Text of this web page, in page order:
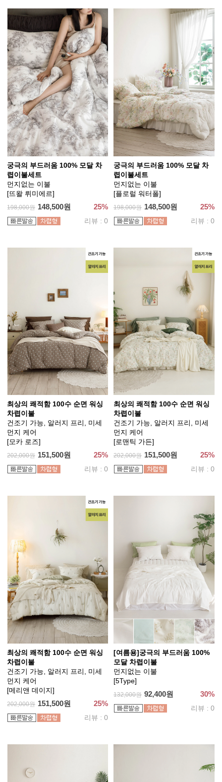
궁극의 부드러움 100% 모달 차
렵이불세트
먼지없는 이불
[뜨왈 뤼미에르]
198,000원 148,500원 25%
리뷰 : 0
궁극의 부드러움 100% 모달 차
렵이불세트
먼지없는 이불
[플로럴 워터폴]
198,000원 148,500원 25%
리뷰 : 0
최상의 쾌적함 100수 순면 워싱
차렵이불
건조기 가능, 알러지 프리, 미세
먼지 케어
[모카 로즈]
202,000원 151,500원 25%
리뷰 : 0
최상의 쾌적함 100수 순면 워싱
차렵이불
건조기 가능, 알러지 프리, 미세
먼지 케어
[로맨틱 가든]
202,000원 151,500원 25%
리뷰 : 0
최상의 쾌적함 100수 순면 워싱
차렵이불
건조기 가능, 알러지 프리, 미세
먼지 케어
[메리앤 데이지]
202,000원 151,500원 25%
리뷰 : 0
[여름용]궁극의 부드러움 100%
모달 차렵이불
먼지없는 이불
[5Type]
132,000원 92,400원 30%
리뷰 : 0